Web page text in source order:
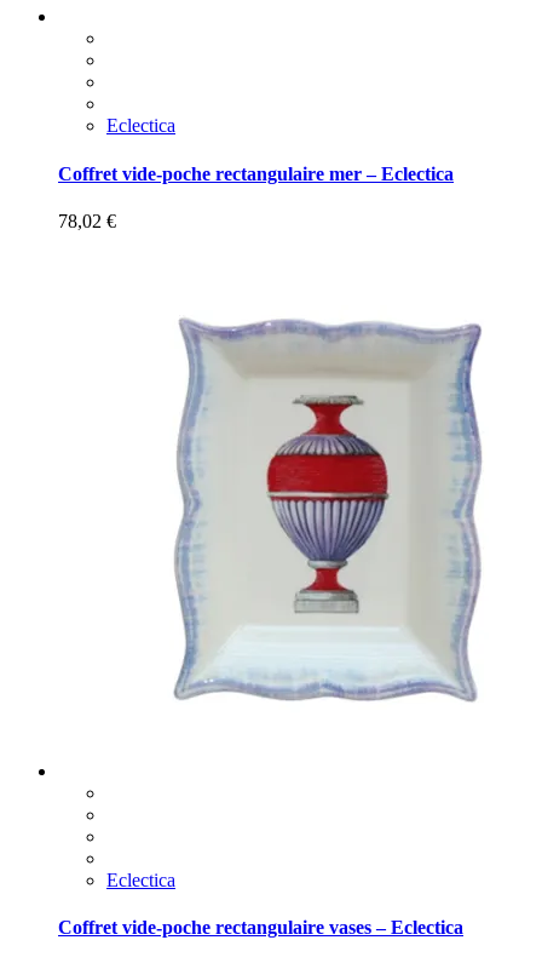
Eclectica
Coffret vide-poche rectangulaire mer – Eclectica
78,02 €
Eclectica
Coffret vide-poche rectangulaire vases – Eclectica